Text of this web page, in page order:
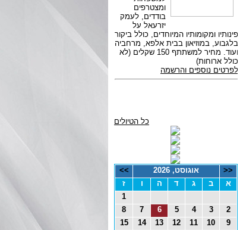
כל הטיולים
<< אוגוסט, 2026
>>
א
ב ג ד ה ו
ז
1
2
3
4
5
6
7
8
9
10
11
12
13
14
15